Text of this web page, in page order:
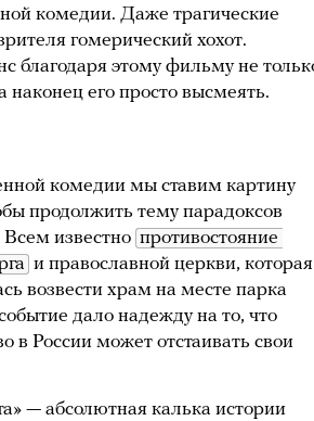
комедии. Даже трагические
гомерический хохот.
благодаря этому фильму не
наконец его просто высмеять.
комедии мы ставим картину
продолжить тему парадоксов
известно противостояние
и православной церкви, которая
возвести храм на месте парка
дало надежду на то, что
в России может отстаивать свои
— абсолютная калька истории